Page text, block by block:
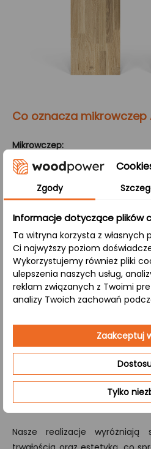
Co oznacza mikrowczep
Mikrowczep:
Metoda oparta na łączeniu
około 4 cm) na dwóch
szerokości. Rezultatem jest
A/B:
W tej klasie wykończenia
jest idealnie jednolita,
eksponuje naturalne cechy
produktowi atrakcyjny,
Zależy Ci schodach
zamówienie,
produkcję zestawów
obejmujących wszystkie
podstopni po poręcze oraz
aby dowiedzieć się więcej.
Nasze realizacje
Zgody
Informacje dotyczące plików
Ta witryna korzysta z własnych
Ci najwyższy poziom
Wykorzystujemy również pliki
ulepszenia naszych usług,
reklam związanych z Twoimi
analizy Twoich zachowań
Tylko
Zaakceptuj